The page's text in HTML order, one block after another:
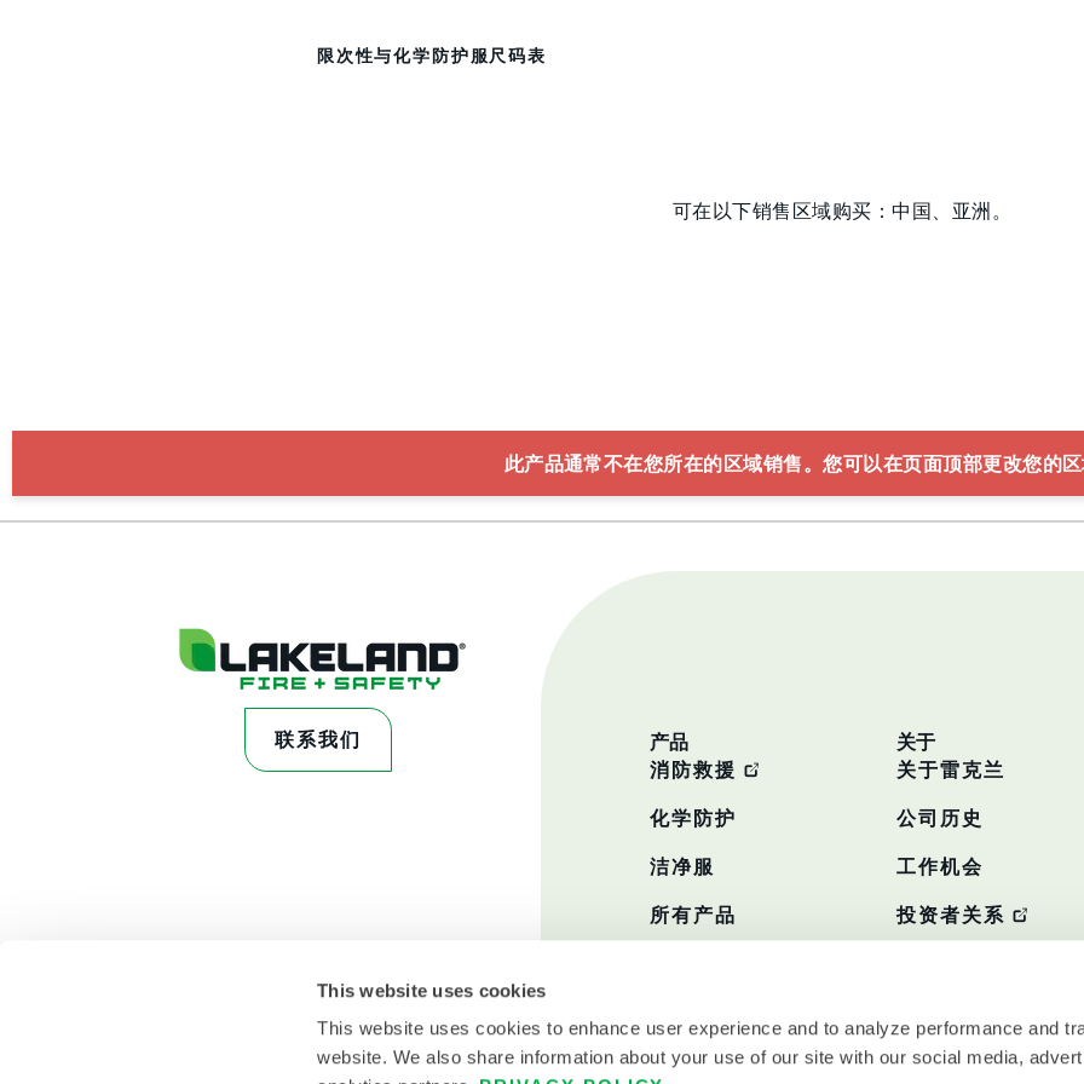
This website uses cookies
This website uses cookies to enhance user experience and to analyze performance and
website. We also share information about your use of our site with our social media,
限次性与化学防护服尺码表
可在以下销售区域购买：中国、亚洲。
此产品通常不在您所在的区域销售。您可以在页面顶部更改您的
联系我们 产品
消防救援
化学防护
洁净服
所有产品
关于
关于雷克兰
公司历史
工作机会
投资者关系